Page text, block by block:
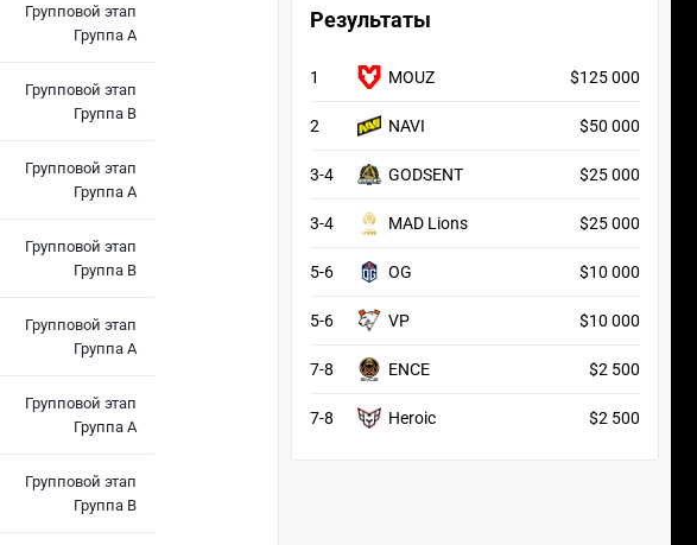
Групповой этап
Группа A
Групповой этап
Группа B
Групповой этап
Группа A
Групповой этап
Группа B
Групповой этап
Группа A
Групповой этап
Группа A
Групповой этап
Группа B
Результаты
1 MOUZ $125 000
2 NAVI $50 000
3-4 GODSENT $25 000
3-4 MAD Lions $25 000
5-6 OG $10 000
5-6 VP $10 000
7-8 ENCE $2 500
7-8 Heroic $2 500